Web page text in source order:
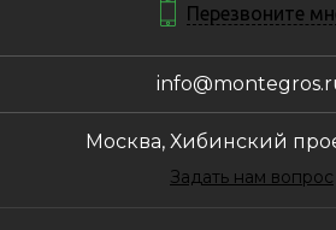
Перезвоните
Москва, Хибинский
Задать нам вопрос